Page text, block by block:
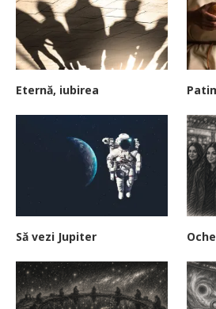
Eternă, iubirea
Să vezi Jupiter